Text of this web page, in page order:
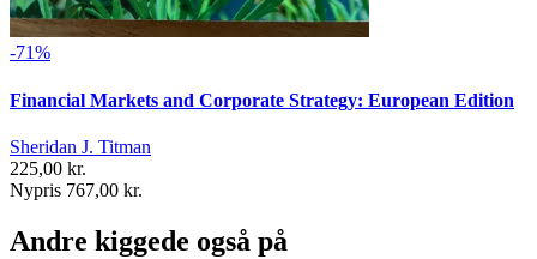
-71%
Financial Markets and Corporate Strategy: European Edition
Sheridan J. Titman
225,00 kr.
Nypris 767,00 kr.
Andre kiggede også på